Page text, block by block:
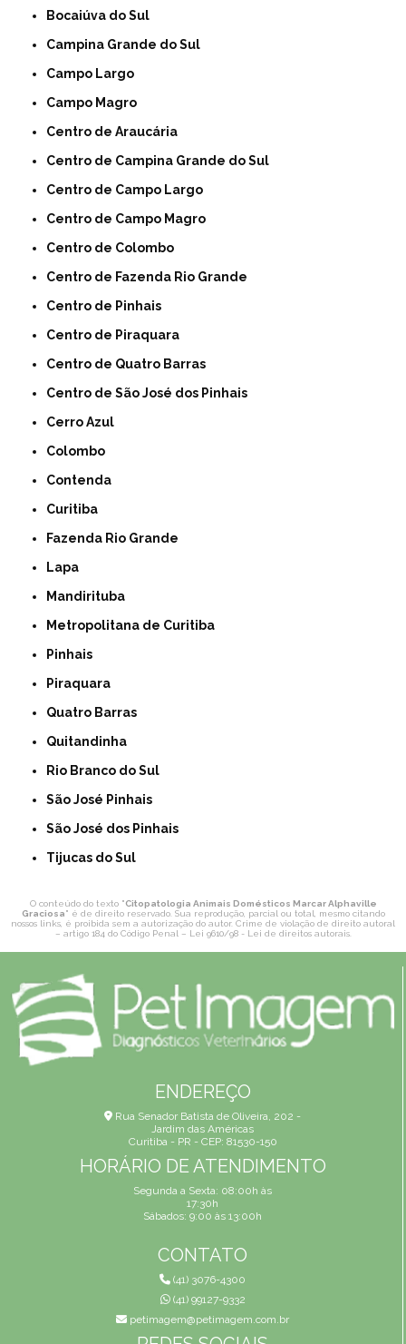
Bocaiúva do Sul
Campina Grande do Sul
Campo Largo
Campo Magro
Centro de Araucária
Centro de Campina Grande do Sul
Centro de Campo Largo
Centro de Campo Magro
Centro de Colombo
Centro de Fazenda Rio Grande
Centro de Pinhais
Centro de Piraquara
Centro de Quatro Barras
Centro de São José dos Pinhais
Cerro Azul
Colombo
Contenda
Curitiba
Fazenda Rio Grande
Lapa
Mandirituba
Metropolitana de Curitiba
Pinhais
Piraquara
Quatro Barras
Quitandinha
Rio Branco do Sul
São José Pinhais
São José dos Pinhais
Tijucas do Sul
O conteúdo do texto "Citopatologia Animais Domésticos Marcar Alphaville
Graciosa" é de direito reservado. Sua reprodução, parcial ou total, mesmo citando
nossos links, é proibida sem a autorização do autor. Crime de violação de direito autoral
– artigo 184 do Código Penal – Lei 9610/98 - Lei de direitos autorais.
ENDEREÇO
Rua Senador Batista de Oliveira, 202 -
Jardim das Américas
Curitiba - PR - CEP: 81530-150
HORÁRIO DE ATENDIMENTO
Segunda a Sexta: 08:00h às
17:30h
Sábados: 9:00 às 13:00h
CONTATO
(41) 3076-4300
(41) 99127-9332
petimagem@petimagem.com.br